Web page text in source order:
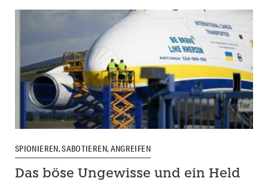
SPIONIEREN, SABOTIEREN, ANGREIFEN
Das böse Ungewisse und ein Held